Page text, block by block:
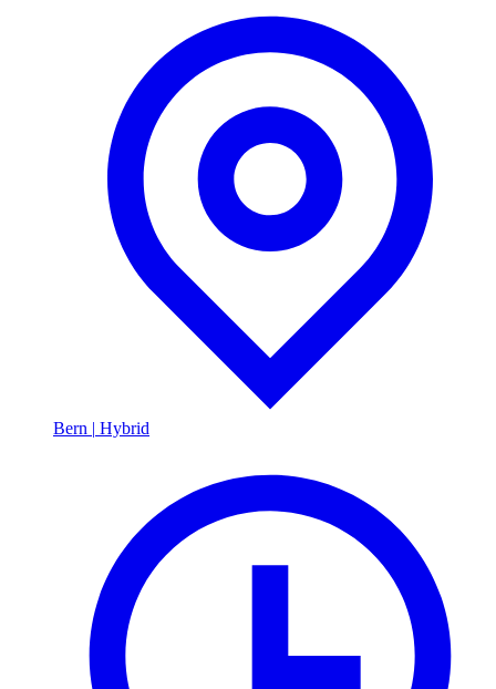
Bern | Hybrid